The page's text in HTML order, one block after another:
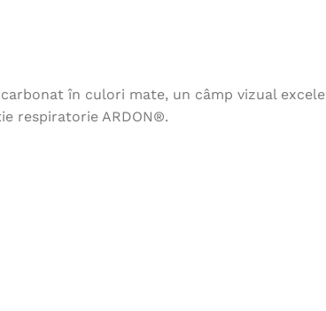
în culori mate, un câmp vizual
respiratorie ARDON®.